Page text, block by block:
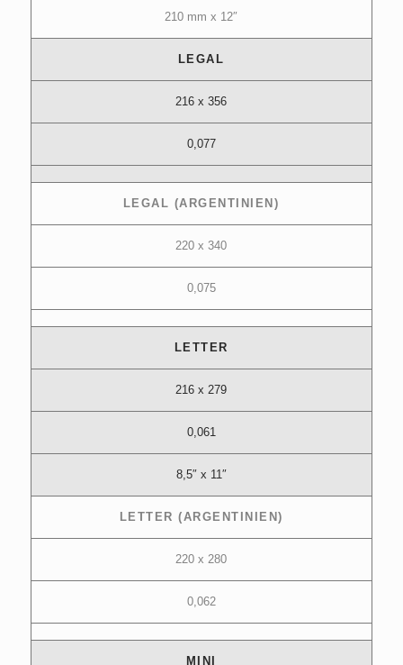
210 mm x 12″
LEGAL
216 x 356
0,077
LEGAL (ARGENTINIEN)
220 x 340
0,075
LETTER
216 x 279
0,061
8,5″ x 11″
LETTER (ARGENTINIEN)
220 x 280
0,062
MINI